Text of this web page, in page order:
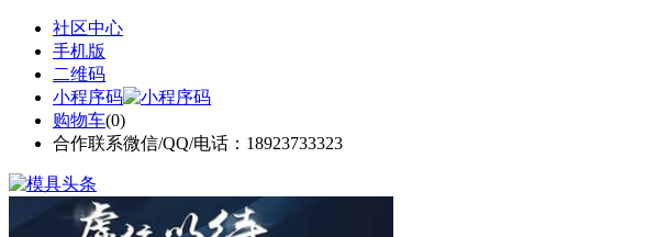
社区中心
手机版
二维码
小程序码
购物车(0)
合作联系微信/QQ/电话：18923733323